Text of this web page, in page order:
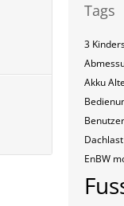
Tags
3
Akku
EnBW